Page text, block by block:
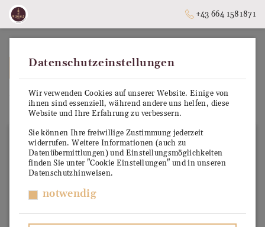
+43 664 1581871
ZURÜCK ZUR STARTSEITE
Merlot
Datenschutzeinstellungen
Wir verwenden Cookies auf unserer Website. Einige von
ihnen sind essenziell, während andere uns helfen, diese
Website und Ihre Erfahrung zu verbessern.
Sie können Ihre freiwillige Zustimmung jederzeit
widerrufen. Weitere Informationen (auch zu
Datenübermittlungen) und Einstellungsmöglichkeiten
finden Sie unter "Cookie Einstellungen" und in unseren
Datenschutzhinweisen.
notwendig